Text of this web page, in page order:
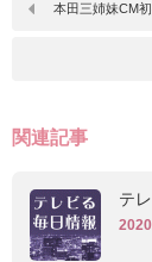
本田三姉妹CM
関連記事
テ